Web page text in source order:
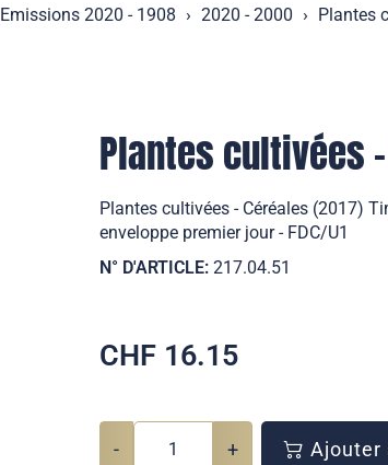
Emissions 2020 - 1908 2020 - 2000 Plantes
Plantes cultivées
Plantes cultivées - Céréales (2017)
enveloppe premier jour - FDC/U1
N° D'ARTICLE: 217.04.51
CHF 16.15
- + Ajouter